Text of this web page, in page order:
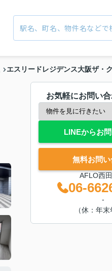
エスリードレジデンス大阪ザ・
お気軽にお問い
LINEからお
無料お問
AFLO西
06-
-
（休：年末